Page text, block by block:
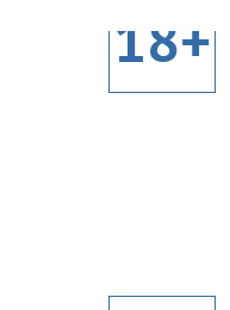
18+